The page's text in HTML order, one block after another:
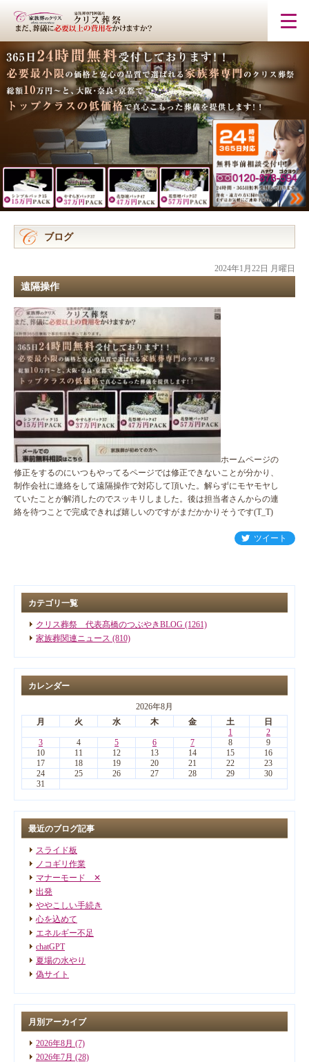
ブログ
2024年1月22日 月曜日
遠隔操作
ホームページの
修正をするのにいつもやってるページでは修正できないことが分かり、
制作会社に連絡をして遠隔操作で対応して頂いた。解らずにモヤモヤし
ていたことが解消したのでスッキリしました。後は担当者さんからの連
絡を待つことで完成できれば嬉しいのですがまだかかりそうです(T_T)
ツイート
カテゴリ一覧
クリス葬祭 代表髙橋のつぶやきBLOG (1261)
家族葬関連ニュース (810)
カレンダー
2026年8月
月
火 水 木 金 土
日
1
2
3
4 5 6 7 8
9
10
11 12 13 14 15
16
17
18 19 20 21 22
23
24
25 26 27 28 29
30
31
最近のブログ記事
スライド板
ノコギリ作業
マナーモード ✕
出発
ややこしい手続き
心を込めて
エネルギー不足
chatGPT
夏場の水やり
偽サイト
月別アーカイブ
2026年8月 (7)
2026年7月 (28)